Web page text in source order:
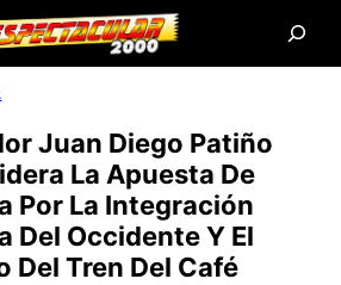
a
Juan Diego Patiño
La Apuesta De
Por La Integración
Del Occidente Y El
Del Tren Del Café